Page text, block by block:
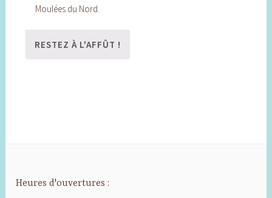
Moulées du Nord.
Heures d'ouvertures :